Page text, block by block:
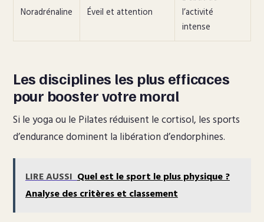
Noradrénaline Éveil et attention
l’activité
intense
Les disciplines les plus efficaces
pour booster votre moral
Si le yoga ou le Pilates réduisent le cortisol, les sports
d’endurance dominent la libération d’endorphines.
LIRE AUSSI Quel est le sport le plus physique ?
Analyse des critères et classement